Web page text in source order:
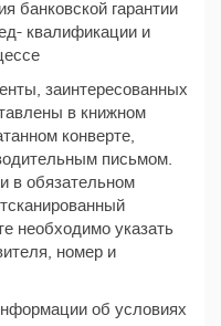
банковской гарантии
квалификации и
заинтересованных
в книжном
конверте,
письмом.
в обязательном
необходимо указать
номер и
об условиях